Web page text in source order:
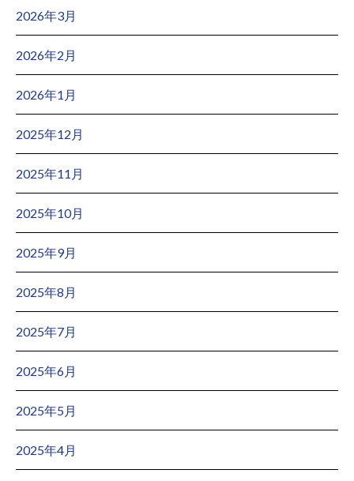
2026年3月
2026年2月
2026年1月
2025年12月
2025年11月
2025年10月
2025年9月
2025年8月
2025年7月
2025年6月
2025年5月
2025年4月